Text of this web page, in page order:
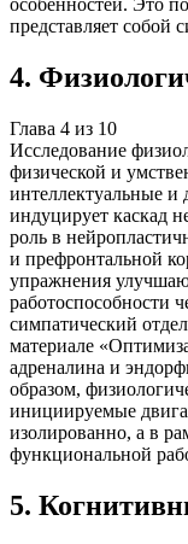
особенностей. Это
представляет собой
4.
Глава 4 из 10
Исследование
физической и
интеллектуальные и
индуцирует каскад
роль в
и префронтальной
упражнения
работоспособности
симпатический
материале
адреналина и
образом,
инициируемые
изолированно, а в
функциональной
5.